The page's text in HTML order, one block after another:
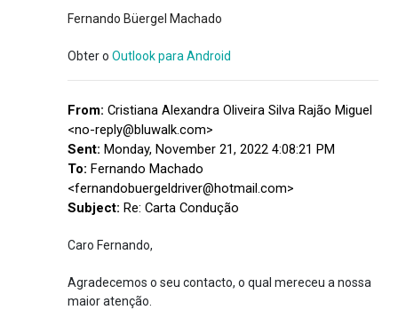
Fernando Büergel Machado
Obter o Outlook para Android
From: Cristiana Alexandra Oliveira Silva Rajão Miguel
<no-reply@bluwalk.com>
Sent: Monday, November 21, 2022 4:08:21 PM
To: Fernando Machado
<fernandobuergeldriver@hotmail.com>
Subject: Re: Carta Condução
Caro Fernando,
Agradecemos o seu contacto, o qual mereceu a nossa
maior atenção.